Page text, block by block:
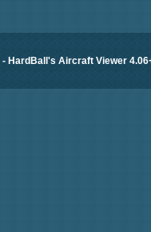
- HardBall's Aircraft Viewer